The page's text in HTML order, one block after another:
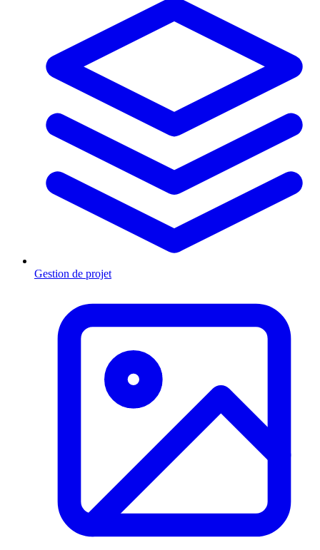
Gestion de projet